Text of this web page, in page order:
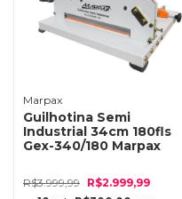
Marpax
Guilhotina Semi
Industrial 34cm 180fls
Gex-340/180 Marpax
R$3.999,99 R$2.999,99